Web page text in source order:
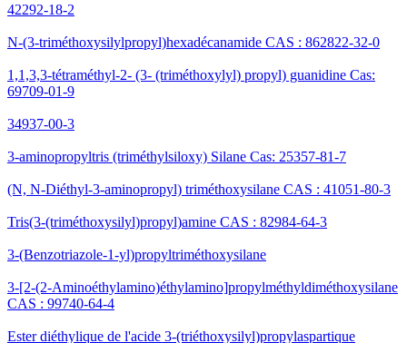
42292-18-2
N-(3-triméthoxysilylpropyl)hexadécanamide CAS : 862822-32-0
1,1,3,3-tétraméthyl-2- (3- (triméthoxylyl) propyl) guanidine Cas:
69709-01-9
34937-00-3
3-aminopropyltris (triméthylsiloxy) Silane Cas: 25357-81-7
(N, N-Diéthyl-3-aminopropyl) triméthoxysilane CAS : 41051-80-3
Tris(3-(triméthoxysilyl)propyl)amine CAS : 82984-64-3
3-(Benzotriazole-1-yl)propyltriméthoxysilane
3-[2-(2-Aminoéthylamino)éthylamino]propylméthyldiméthoxysilane
CAS : 99740-64-4
Ester diéthylique de l'acide 3-(triéthoxysilyl)propylaspartique